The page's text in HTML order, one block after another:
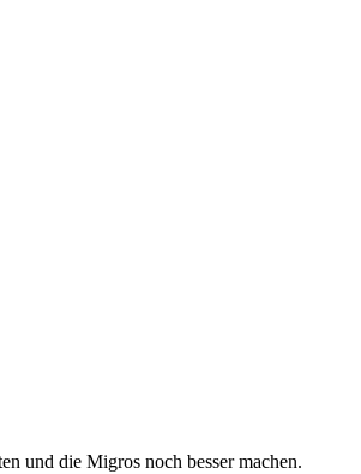
und die Migros noch besser machen.